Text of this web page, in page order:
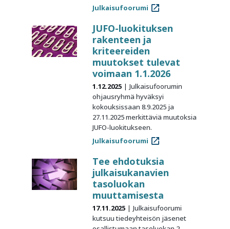
Julkaisufoorumi
JUFO-luokituksen
rakenteen ja
kriteereiden
muutokset tulevat
voimaan 1.1.2026
1.12.2025
Julkaisufoorumin
ohjausryhmä hyväksyi
kokouksissaan 8.9.2025 ja
27.11.2025 merkittäviä muutoksia
JUFO-luokitukseen.
Julkaisufoorumi
Tee ehdotuksia
julkaisukanavien
tasoluokan
muuttamisesta
17.11.2025
Julkaisufoorumi
kutsuu tiedeyhteisön jäsenet